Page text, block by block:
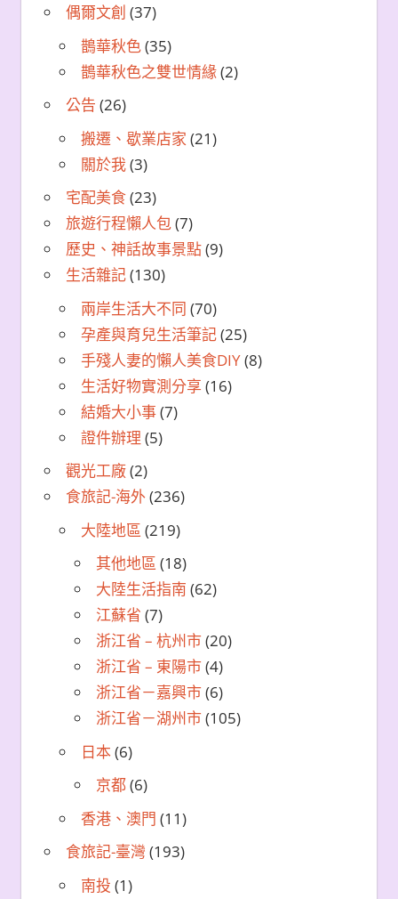
偶爾文創 (37)
鵲華秋色(35)
鵲華秋色之雙世情緣(2)
公告 (26)
搬遷、歇業店家 (21)
關於我(3)
宅配美食(23)
旅遊行程懶人包(7)
歷史、神話故事景點(9)
生活雜記(130)
兩岸生活大不同 (70)
孕產與育兒生活筆記(25)
手殘人妻的懶人美食DIY(8)
生活好物實測分享 (16)
結婚大小事(7)
證件辦理 (5)
觀光工廠(2)
食旅記-海外(236)
大陸地區 (219)
其他地區 (18)
大陸生活指南 (62)
江蘇省 (7)
浙江省 – 杭州市(20)
浙江省 – 東陽市(4)
浙江省－嘉興市(6)
浙江省－湖州市(105)
日本(6)
京都(6)
香港、澳門 (11)
食旅記-臺灣 (193)
南投 (1)